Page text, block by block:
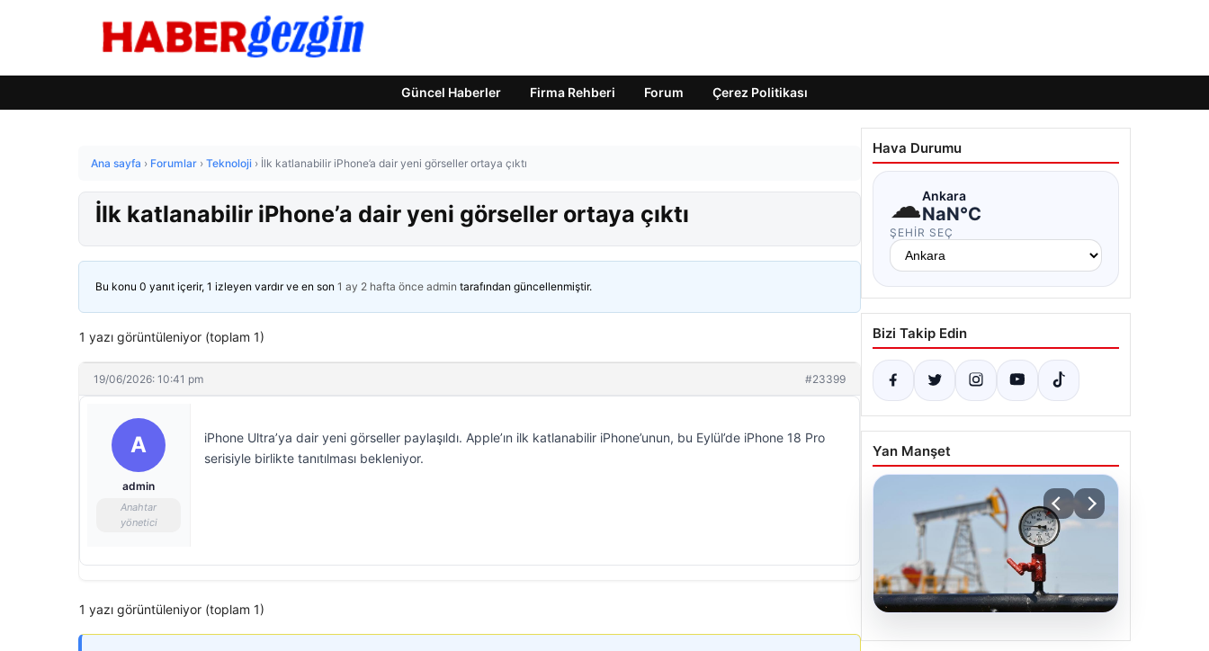
Güncel Haberler Firma Rehberi Forum Çerez Politikası
Ana sayfa › Forumlar › Teknoloji › İlk katlanabilir iPhone’a dair yeni görseller ortaya çıktı
İlk katlanabilir iPhone’a dair yeni görseller ortaya çıktı
Bu konu 0 yanıt içerir, 1 izleyen vardır ve en son 1 ay 2 hafta önce admin tarafından güncellenmiştir.
1 yazı görüntüleniyor (toplam 1)
19/06/2026: 10:41 pm #23399
A
admin
Anahtar
yönetici
iPhone Ultra’ya dair yeni görseller paylaşıldı. Apple’ın ilk katlanabilir iPhone’unun, bu Eylül’de iPhone 18 Pro
serisiyle birlikte tanıtılması bekleniyor.
1 yazı görüntüleniyor (toplam 1)
Hava Durumu
☁Ankara
NaN°C
ŞEHIR SEÇ
Bizi Takip Edin
Yan Manşet
05.08.2026